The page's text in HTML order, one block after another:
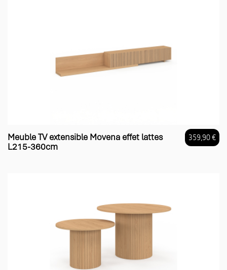
Meuble TV extensible Movena effet lattes
L215-360cm
Prix
359,90 €